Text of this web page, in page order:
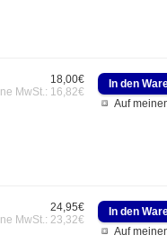
Auf
18,00€
MwSt.: 16,82€
Auf
24,95€
MwSt.: 23,32€